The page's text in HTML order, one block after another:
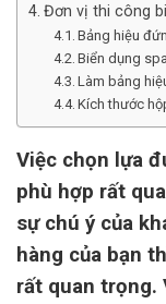
Đơn vị thi công
Bảng hiệu
Biển dụng spa
Làm bảng
Kích thước
Việc chọn lựa
phù hợp rất
sự chú ý của
hàng của bạn
rất quan trọng.